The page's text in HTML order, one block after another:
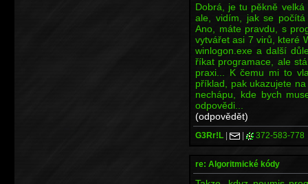
Dobrá, je tu pěkně
ale, vidím, jak se počítá
Ano, máte pravdu, s
vytvářet asi 7 virů, které
winlogon.exe a další
říkat programace, ale
praxi... K čemu mi to
příklad, pak ukazujete
nechápu, kde bych
odpovědi...
(odpovědět)
G3Rr!L | | 372-583-778
re: Algoritmické kódy